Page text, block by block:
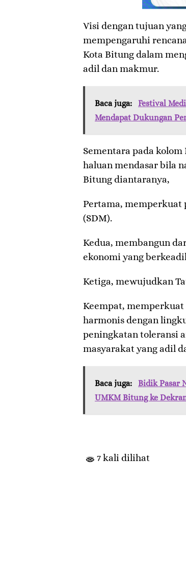
Visi dengan tujuan
mempengaruhi
Kota Bitung dalam
adil dan makmur.
Baca juga:
Festival
Mendapat Dukungan
Sementara pada
haluan mendasar bila
Bitung diantaranya,
Pertama, memperkuat
(SDM).
Kedua, membangun
ekonomi yang
Ketiga, mewujudkan
Keempat,
harmonis dengan
peningkatan toleransi
masyarakat yang adil
Baca juga:
Bidik Pasar
UMKM Bitung ke
7 kali dilihat